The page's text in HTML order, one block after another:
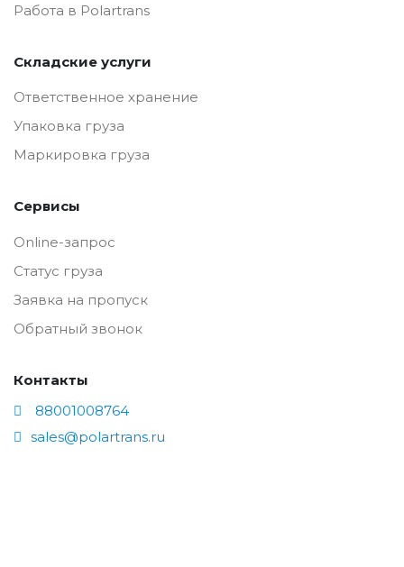
Работа в Polartrans
Складские услуги
Ответственное хранение
Упаковка груза
Маркировка груза
Сервисы
Online-запрос
Статус груза
Заявка на пропуск
Обратный звонок
Контакты
88001008764
sales@polartrans.ru